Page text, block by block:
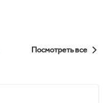
Посмотреть все